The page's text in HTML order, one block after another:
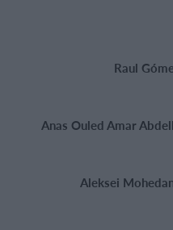
Raul
Anas Ouled Amar
Aleksei